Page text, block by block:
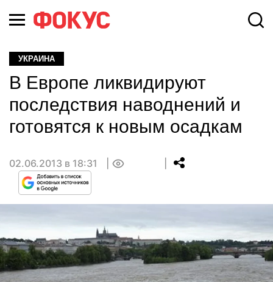
УКРАИНА
В Европе ликвидируют
последствия наводнений и
готовятся к новым осадкам
02.06.2013 в 18:31